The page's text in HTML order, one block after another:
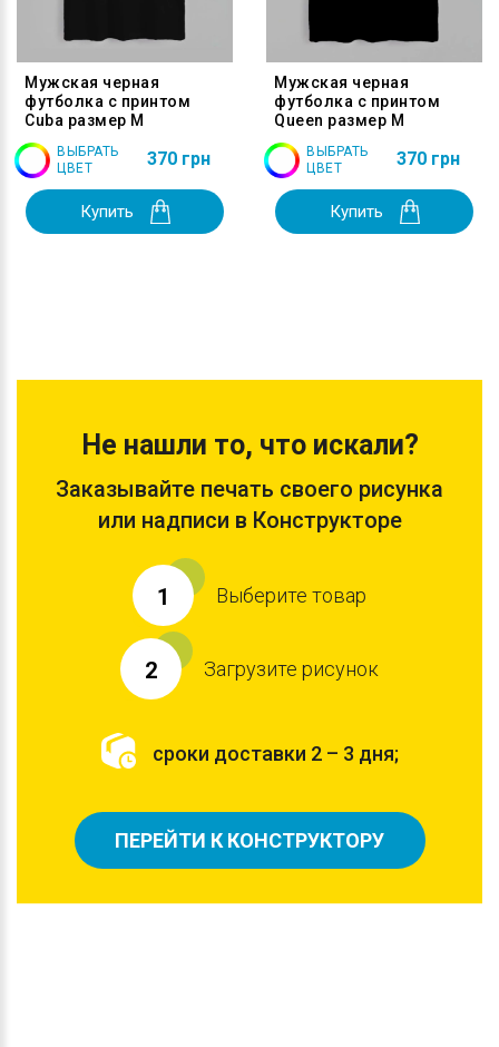
Мужская черная
футболка с принтом
Cuba размер M
ВЫБРАТЬ
ЦВЕТ
370 грн
Купить
Мужская черная
футболка с принтом
Queen размер M
ВЫБРАТЬ
ЦВЕТ
370 грн
Купить
Не нашли то, что искали?
Заказывайте печать своего рисунка
или надписи в Конструкторе
1 Выберите товар
2 Загрузите рисунок
сроки доставки 2 – 3 дня;
ПЕРЕЙТИ К КОНСТРУКТОРУ